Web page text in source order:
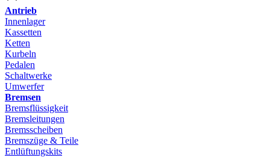
Antrieb
Innenlager
Kassetten
Ketten
Kurbeln
Pedalen
Schaltwerke
Umwerfer
Bremsen
Bremsflüssigkeit
Bremsleitungen
Bremsscheiben
Bremszüge & Teile
Entlüftungskits